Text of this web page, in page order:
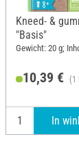
Kneed- &
"Basis"
Gewicht: 20 g;
10,39 € (1
In